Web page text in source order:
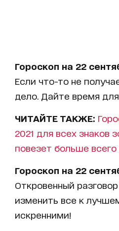
Гороскоп на 22
Если что-то не
дело. Дайте время
ЧИТАЙТЕ ТАКЖЕ:
2021 для всех знаков
повезет больше всего
Гороскоп на 22
Откровенный
изменить все к
искренними!